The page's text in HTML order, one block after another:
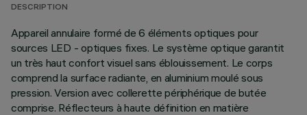
DESCRIPTION
Appareil annulaire formé de 6 éléments optiques pour
sources LED - optiques fixes. Le système optique garantit
un très haut confort visuel sans éblouissement. Le corps
comprend la surface radiante, en aluminium moulé sous
pression. Version avec collerette périphérique de butée
comprise. Réflecteurs à haute définition en matière